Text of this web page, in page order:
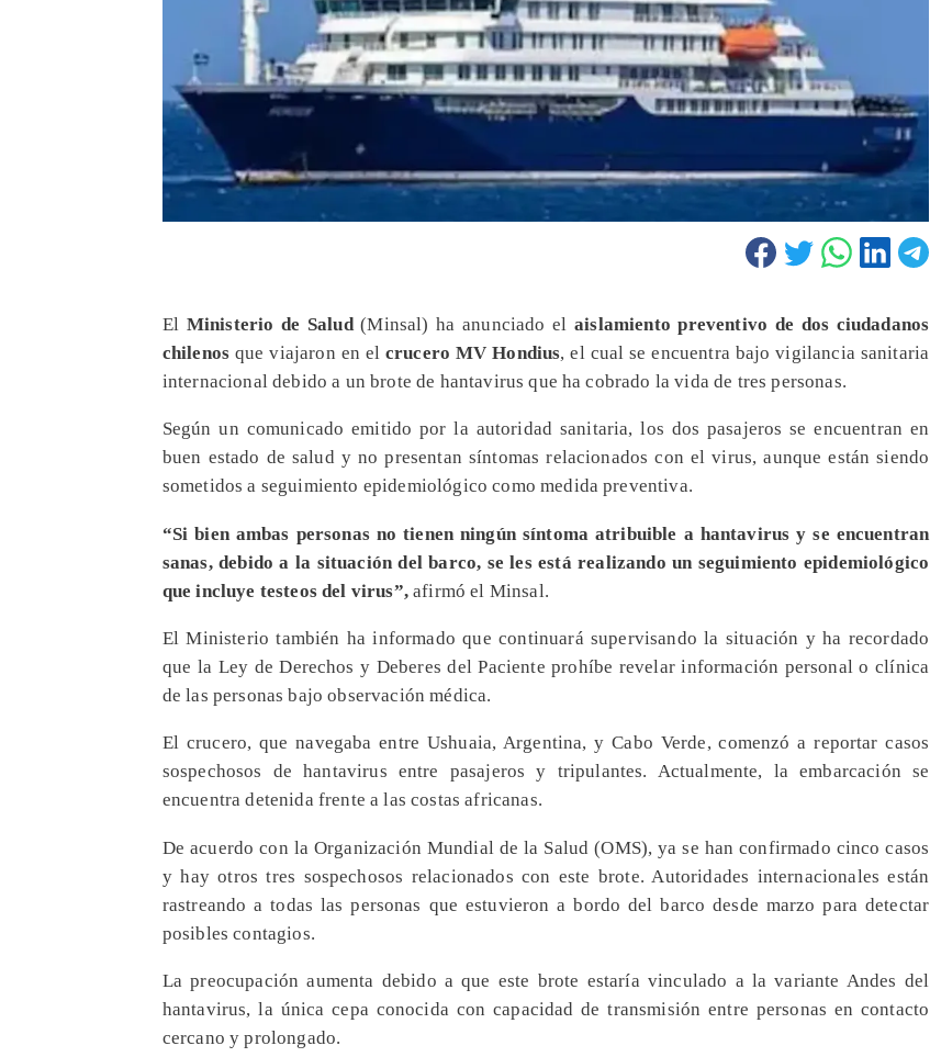
El Ministerio de Salud(Minsal) ha anunciado elaislamiento preventivo de dos ciudadanos
chilenos que viajaron en el crucero MV Hondius, el cual se encuentra bajo vigilancia sanitaria
internacional debido a un brote de hantavirus que ha cobrado la vida de tres personas.
Según un comunicado emitido por la autoridad sanitaria, los dos pasajeros se encuentran en
buen estado de salud y no presentan síntomas relacionados con el virus, aunque están siendo
sometidos a seguimiento epidemiológico como medida preventiva.
“Si bien ambas personas no tienen ningún síntoma atribuible a hantavirus y se encuentran
sanas, debido a la situación del barco, se les está realizando un seguimiento epidemiológico
que incluye testeos del virus”,afirmó el Minsal.
El Ministerio también ha informado que continuará supervisando la situación y ha recordado
que la Ley de Derechos y Deberes del Paciente prohíbe revelar información personal o clínica
de las personas bajo observación médica.
El crucero, que navegaba entre Ushuaia, Argentina, y Cabo Verde, comenzó a reportar casos
sospechosos de hantavirus entre pasajeros y tripulantes. Actualmente, la embarcación se
encuentra detenida frente a las costas africanas.
De acuerdo con la Organización Mundial de la Salud (OMS), ya se han confirmado cinco casos
y hay otros tres sospechosos relacionados con este brote. Autoridades internacionales están
rastreando a todas las personas que estuvieron a bordo del barco desde marzo para detectar
posibles contagios.
La preocupación aumenta debido a que este brote estaría vinculado a la variante Andes del
hantavirus, la única cepa conocida con capacidad de transmisión entre personas en contacto
cercano y prolongado.